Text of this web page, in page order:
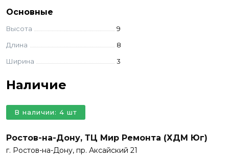
Основные
Высота
9
Длина
8
Ширина
3
Наличие
Ростов-на-Дону, ТЦ Мир Ремонта (ХДМ Юг)
г. Ростов-на-Дону, пр. Аксайский 21
В наличии: 4 шт